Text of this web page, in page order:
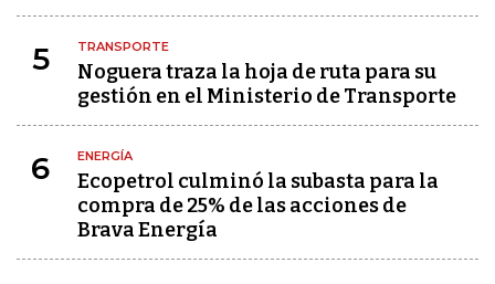
5 TRANSPORTE
Noguera traza la hoja de ruta para su
gestión en el Ministerio de Transporte
6 ENERGÍA
Ecopetrol culminó la subasta para la
compra de 25% de las acciones de
Brava Energía